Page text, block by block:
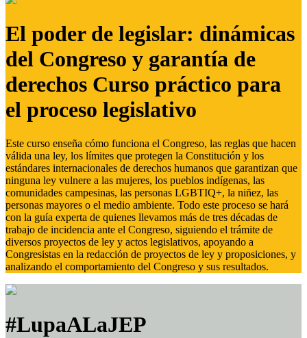
El poder de legislar: dinámicas
del Congreso y garantía de
derechos Curso práctico para
el proceso legislativo
Este curso enseña cómo funciona el Congreso, las reglas que hacen
válida una ley, los límites que protegen la Constitución y los
estándares internacionales de derechos humanos que garantizan que
ninguna ley vulnere a las mujeres, los pueblos indígenas, las
comunidades campesinas, las personas LGBTIQ+, la niñez, las
personas mayores o el medio ambiente. Todo este proceso se hará
con la guía experta de quienes llevamos más de tres décadas de
trabajo de incidencia ante el Congreso, siguiendo el trámite de
diversos proyectos de ley y actos legislativos, apoyando a
Congresistas en la redacción de proyectos de ley y proposiciones, y
analizando el comportamiento del Congreso y sus resultados.
#LupaALaJEP